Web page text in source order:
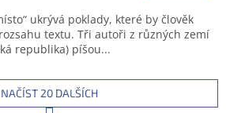
ukrývá poklady, které by člověk
textu. Tři autoři z různých zemí
republika) píšou...
NAČÍST 20 DALŠÍCH